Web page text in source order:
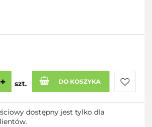
szt. DO KOSZYKA
Do
dostępny jest tylko dla